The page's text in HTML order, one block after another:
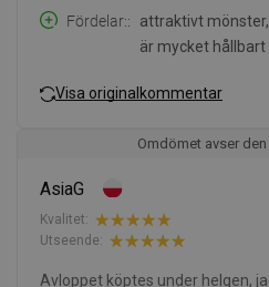
Fördelar:
attraktivt
är mycket hållbart
Visa originalkommentar
Omdömet avser
AsiaG
Kvalitet:
Utseende:
Avloppet köptes under helgen,